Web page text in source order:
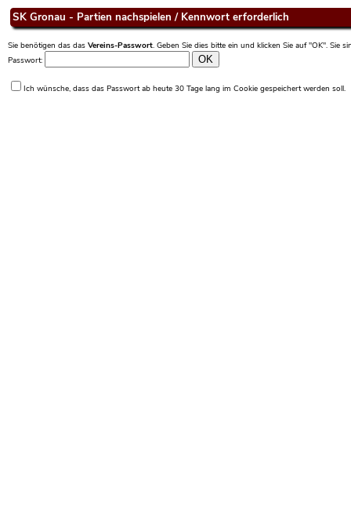
SK Gronau - Partien nachspielen / Kennwort erforderlich
Sie benötigen das das Vereins-Passwort. Geben Sie dies bitte ein und klicken Sie auf "OK". Sie
Passwort:
Ich wünsche, dass das Passwort ab heute 30 Tage lang im Cookie gespeichert werden soll.